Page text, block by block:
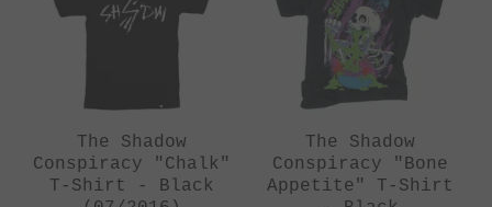
The Shadow
Conspiracy "Chalk"
T-Shirt - Black
The Shadow
Conspiracy "Bone
Appetite" T-Shirt